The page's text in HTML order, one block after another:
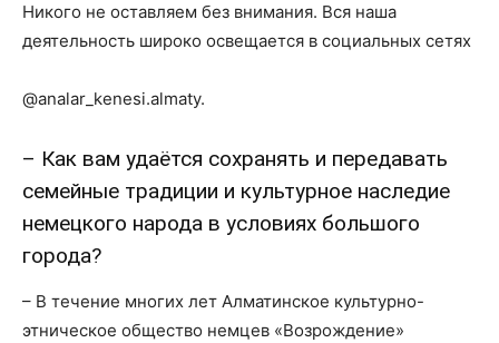
Никого не оставляем без внимания. Вся наша
деятельность широко освещается в социальных сетях
@analar_kenesi.almaty.
– Как вам удаётся сохранять и передавать
семейные традиции и культурное наследие
немецкого народа в условиях большого
города?
– В течение многих лет Алматинское культурно-
этническое общество немцев «Возрождение»